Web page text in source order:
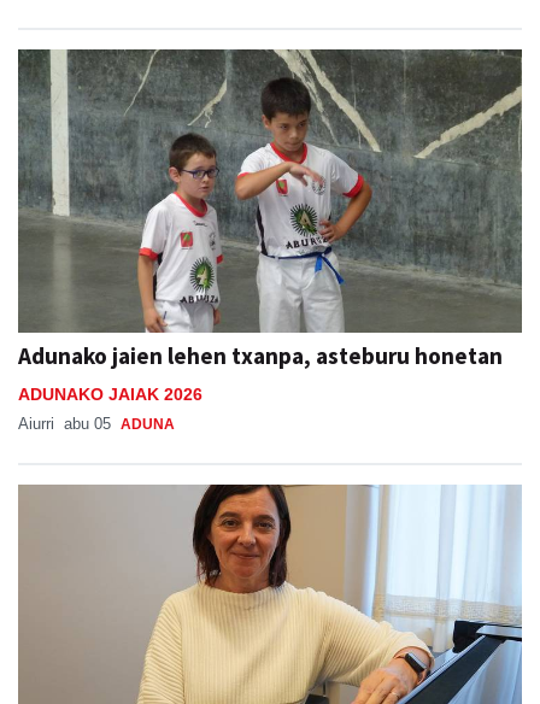
Adunako jaien lehen txanpa, asteburu honetan
ADUNAKO JAIAK 2026
Aiurri abu 05 ADUNA